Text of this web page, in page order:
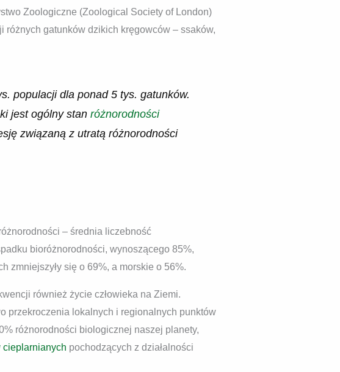
Zoologiczne (Zoological Society of London)
gatunków dzikich kręgowców – ssaków,
populacji dla ponad 5 tys. gatunków.
jest ogólny stan różnorodności
związaną z utratą różnorodności
– średnia liczebność
bioróżnorodności, wynoszącego 85%,
zmniejszyły się o 69%, a morskie o 56%.
również życie człowieka na Ziemi.
przekroczenia lokalnych i regionalnych punktów
różnorodności biologicznej naszej planety,
cieplarnianych pochodzących z działalności